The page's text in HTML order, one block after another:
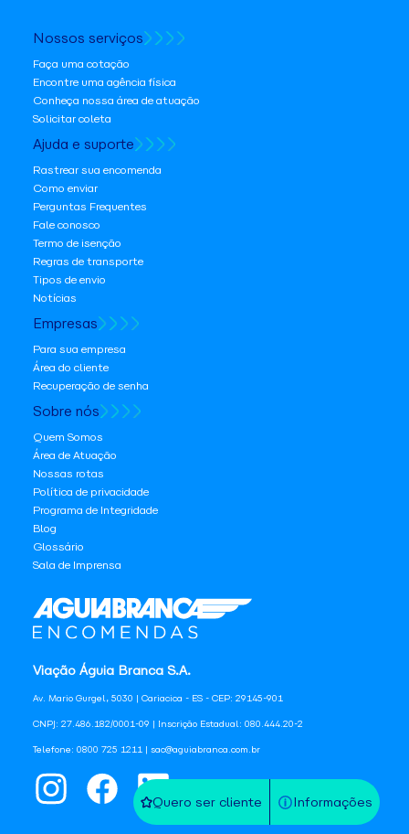
Quero ser cliente Informações
Viação Águia Branca S.A.
Av. Mario Gurgel, 5030 | Cariacica - ES - CEP: 29145-901
CNPJ: 27.486.182/0001-09 | Inscrição Estadual: 080.444.20-2
Telefone: 0800 725 1211 | sac@aguiabranca.com.br
Nossos serviços
Faça uma cotação
Encontre uma agência física
Conheça nossa área de atuação
Solicitar coleta
Ajuda e suporte
Rastrear sua encomenda
Como enviar
Perguntas Frequentes
Fale conosco
Termo de isenção
Regras de transporte
Tipos de envio
Notícias
Empresas
Para sua empresa
Área do cliente
Recuperação de senha
Sobre nós
Quem Somos
Área de Atuação
Nossas rotas
Política de privacidade
Programa de Integridade
Blog
Glossário
Sala de Imprensa